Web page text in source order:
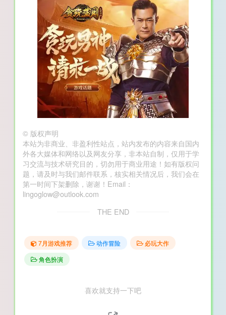
© 版权声明
本站为非商业、非盈利性站点，站内发布的内容来自国内
外各大媒体和网络以及网友分享，非本站自制，仅用于学
习交流与技术研究目的，切勿用于商业用途！如有版权问
题，请及时与我们邮件联系，核实相关情况后，我们会在
第一时间下架删除，谢谢！Email：
lingoglow@outlook.com
THE END
7月游戏推荐 动作冒险
必玩大作
角色扮演
喜欢就支持一下吧